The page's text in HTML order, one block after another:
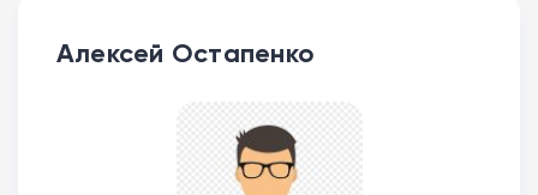
Алексей Остапенко